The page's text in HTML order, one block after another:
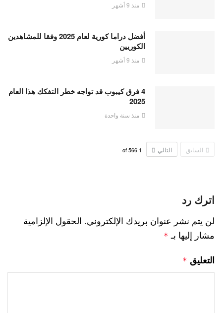
منذ 9 أشهر
أفضل دراما كورية لعام 2025 وفقا للمشاهدين
الكوريين
منذ 9 أشهر
4 فرق كيبوب قد تواجه خطر التفكك هذا العام
2025
منذ سنة واحدة
السابق التالي 1
566
اترك رد
لن يتم نشر عنوان بريدك الإلكتروني. الحقول الإلزامية
مشار إليها بـ *
التعليق *